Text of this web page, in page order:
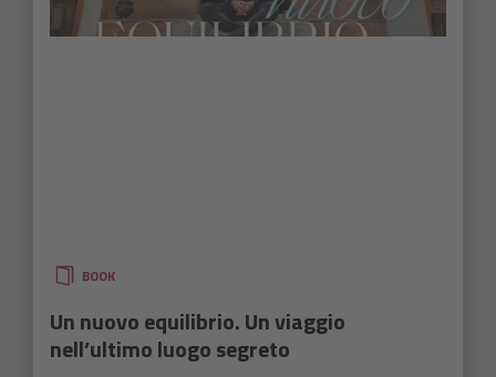
BOOK
Un nuovo equilibrio. Un viaggio
nell’ultimo luogo segreto